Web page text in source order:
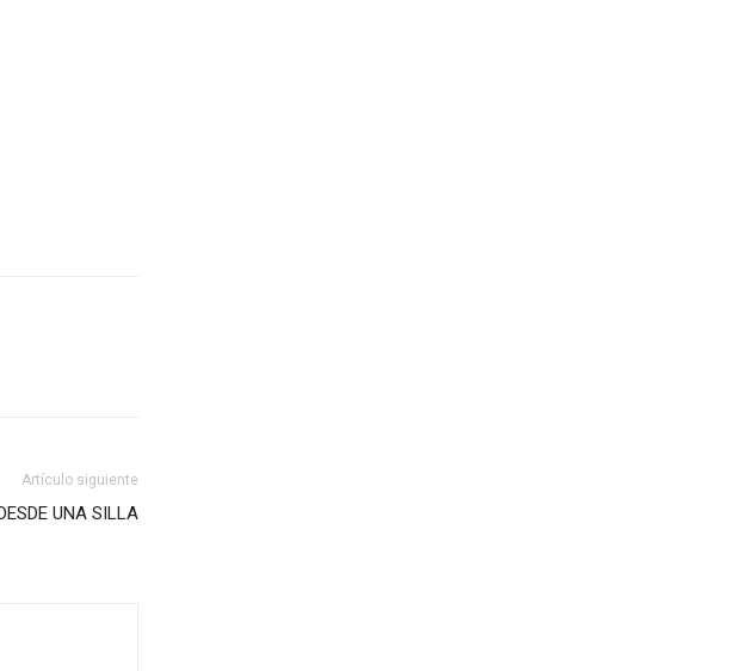
Artículo siguiente
UNA SILLA